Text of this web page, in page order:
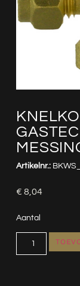
Artikelnr.:
€ 8,04
Aantal